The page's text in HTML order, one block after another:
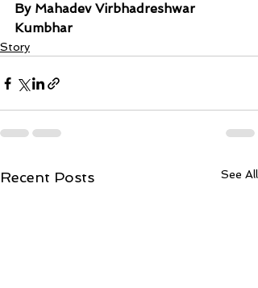
By Mahadev Virbhadreshwar
Kumbhar
Story
Recent Posts See All